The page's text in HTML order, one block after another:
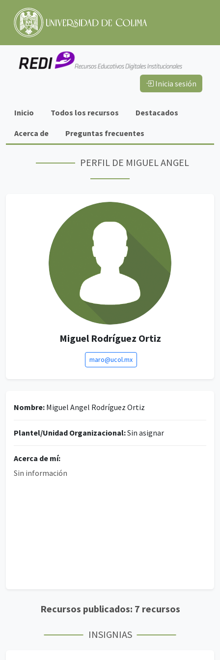
Inicia sesión
Información
Inicio Todos los recursos Destacados
Acerca de Preguntas frecuentes
PERFIL DE MIGUEL ANGEL
Miguel Rodríguez Ortiz
maro@ucol.mx
Nombre: Miguel Angel Rodríguez Ortiz
Plantel/Unidad Organizacional:Sin asignar
Acerca de mí:
Sin información
Recursos publicados: 7 recursos
INSIGNIAS